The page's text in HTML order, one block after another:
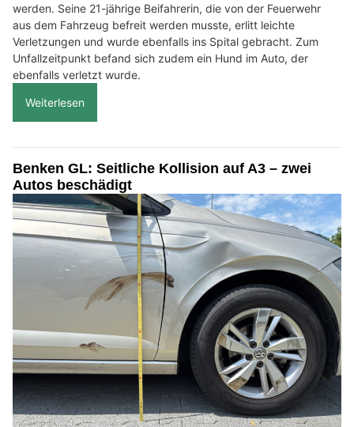
werden. Seine 21-jährige Beifahrerin, die von der Feuerwehr
aus dem Fahrzeug befreit werden musste, erlitt leichte
Verletzungen und wurde ebenfalls ins Spital gebracht. Zum
Unfallzeitpunkt befand sich zudem ein Hund im Auto, der
ebenfalls verletzt wurde.
Weiterlesen
Benken GL: Seitliche Kollision auf A3 – zwei
Autos beschädigt